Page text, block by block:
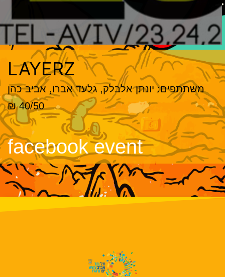
LAYERZ
משתתפים: יונתן אלבלק, גלעד אברו, אביב כהן
40/50 ₪
facebook event